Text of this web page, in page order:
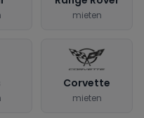
mieten
Corvette
mieten